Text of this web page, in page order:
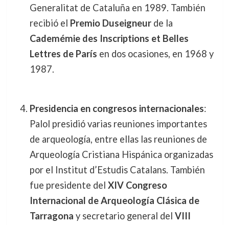
Generalitat de Cataluña en 1989. También
recibió el Premio Duseigneurde la
Cademémie des Inscriptions et Belles
Lettres de París en dos ocasiones, en 1968 y
1987.
Presidencia en congresos internacionales:
Palol presidió varias reuniones importantes
de arqueología, entre ellas las reuniones de
Arqueología Cristiana Hispánica organizadas
por el Institut d’Estudis Catalans. También
fue presidente del XIV Congreso
Internacional de Arqueología Clásica de
Tarragona y secretario general del VIII